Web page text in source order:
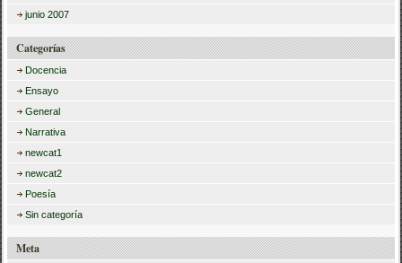
junio 2007
Categorías
Docencia
Ensayo
General
Narrativa
newcat1
newcat2
Poesía
Sin categoría
Meta